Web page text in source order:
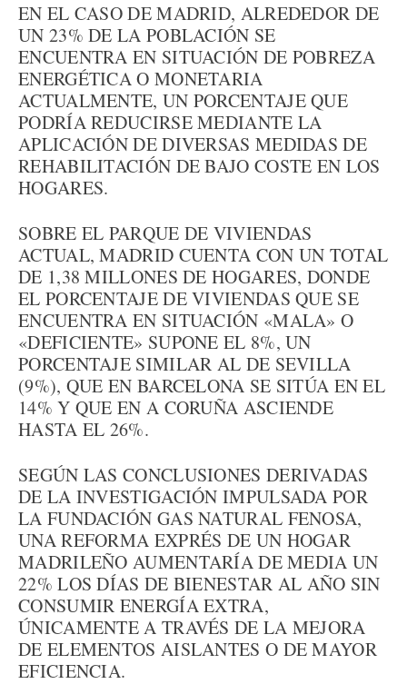
EN EL CASO DE MADRID, ALREDEDOR DE
UN 23% DE LA POBLACIÓN SE
ENCUENTRA EN SITUACIÓN DE POBREZA
ENERGÉTICA O MONETARIA
ACTUALMENTE, UN PORCENTAJE QUE
PODRÍA REDUCIRSE MEDIANTE LA
APLICACIÓN DE DIVERSAS MEDIDAS DE
REHABILITACIÓN DE BAJO COSTE EN LOS
HOGARES.
SOBRE EL PARQUE DE VIVIENDAS
ACTUAL, MADRID CUENTA CON UN TOTAL
DE 1,38 MILLONES DE HOGARES, DONDE
EL PORCENTAJE DE VIVIENDAS QUE SE
ENCUENTRA EN SITUACIÓN «MALA» O
«DEFICIENTE» SUPONE EL 8%, UN
PORCENTAJE SIMILAR AL DE SEVILLA
(9%), QUE EN BARCELONA SE SITÚA EN EL
14% Y QUE EN A CORUÑA ASCIENDE
HASTA EL 26%.
SEGÚN LAS CONCLUSIONES DERIVADAS
DE LA INVESTIGACIÓN IMPULSADA POR
LA FUNDACIÓN GAS NATURAL FENOSA,
UNA REFORMA EXPRÉS DE UN HOGAR
MADRILEÑO AUMENTARÍA DE MEDIA UN
22% LOS DÍAS DE BIENESTAR AL AÑO SIN
CONSUMIR ENERGÍA EXTRA,
ÚNICAMENTE A TRAVÉS DE LA MEJORA
DE ELEMENTOS AISLANTES O DE MAYOR
EFICIENCIA.